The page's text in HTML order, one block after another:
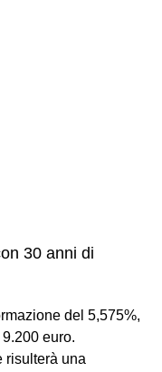
30 anni di
del 5,575%,
euro.
risulterà una